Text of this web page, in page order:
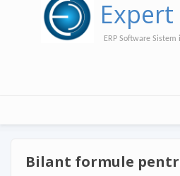
ERP Software
Bilant formule